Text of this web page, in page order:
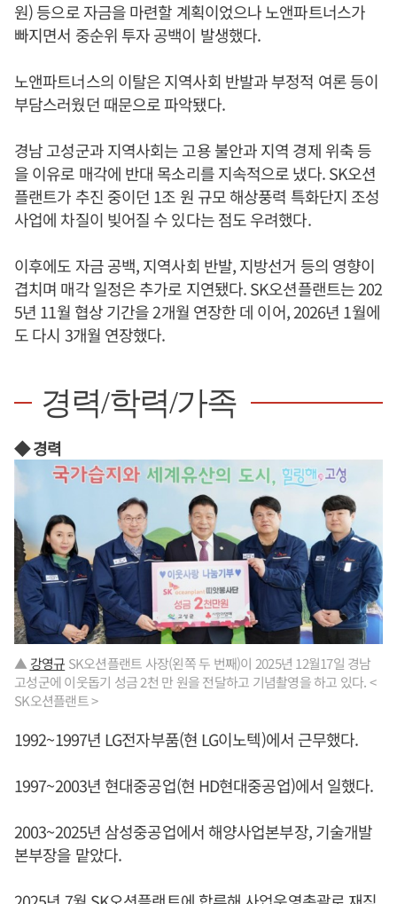
원) 등으로 자금을 마련할 계획이었으나 노앤파트너스가
빠지면서 중순위 투자 공백이 발생했다.
노앤파트너스의 이탈은 지역사회 반발과 부정적 여론 등이
부담스러웠던 때문으로 파악됐다.
경남 고성군과 지역사회는 고용 불안과 지역 경제 위축 등
을 이유로 매각에 반대 목소리를 지속적으로 냈다. SK오션
플랜트가 추진 중이던 1조 원 규모 해상풍력 특화단지 조성
사업에 차질이 빚어질 수 있다는 점도 우려했다.
이후에도 자금 공백, 지역사회 반발, 지방선거 등의 영향이
겹치며 매각 일정은 추가로 지연됐다. SK오션플랜트는 202
5년 11월 협상 기간을 2개월 연장한 데 이어, 2026년 1월에
도 다시 3개월 연장했다.
경력/학력/가족
◆ 경력
▲ 강영규 SK오션플랜트 사장(왼쪽 두 번째)이 2025년 12월17일 경남
고성군에 이웃돕기 성금 2천 만 원을 전달하고 기념촬영을 하고 있다. <
SK오션플랜트 >
1992~1997년 LG전자부품(현 LG이노텍)에서 근무했다.
1997~2003년 현대중공업(현 HD현대중공업)에서 일했다.
2003~2025년 삼성중공업에서 해양사업본부장, 기술개발
본부장을 맡았다.